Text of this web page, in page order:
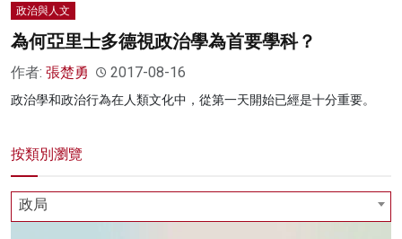
政治與人文
為何亞里士多德視政治學為首要學科？
作者: 張楚勇 2017-08-16
政治學和政治行為在人類文化中，從第一天開始已經是十分重要。
按類別瀏覽
政局